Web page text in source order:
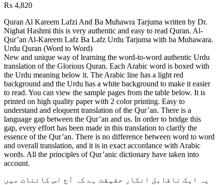
₨ 4,820
Quran Al Kareem Lafzi And Ba Muhawra Tarjuma written by Dr.
Nighat Hashmi this is very authentic and easy to read Quran. Al-
Qur’an Al-Kareem Lafz Ba Lafz Urdu Tarjuma with ba Muhawara.
Urdu Quran (Word to Word)
New and unique way of learning the word-to-word authentic Urdu
translation of the Glorious Quran. Each Arabic word is boxed with
the Urdu meaning below it. The Arabic line has a light red
background and the Urdu has a white background to make it easier
to read. You can view the sample pages from the table below. It is
printed on high quality paper with 2 color printing. Easy to
understand and eloquent translation of the Qur’an. There is a
language gap between the Qur’an and us. In order to bridge this
gap, every effort has been made in this translation to clarify the
essence of the Qur’an. There is no difference between word to word
and overall translation, and it is in exact accordance with Arabic
words. All the principles of Qur’anic dictionary have taken into
account.
یہ ایک ناقابل انکار حقیقت ہے کہ آج اس کائنات میں